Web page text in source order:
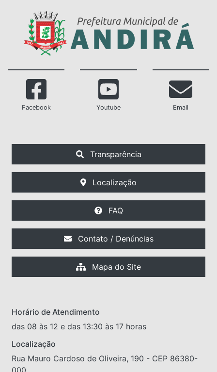
Facebook Youtube Email
Transparência
Localização
FAQ
Contato / Denúncias
Mapa do Site
Horário de Atendimento
das 08 às 12 e das 13:30 às 17 horas
Localização
Rua Mauro Cardoso de Oliveira, 190 - CEP 86380-
000